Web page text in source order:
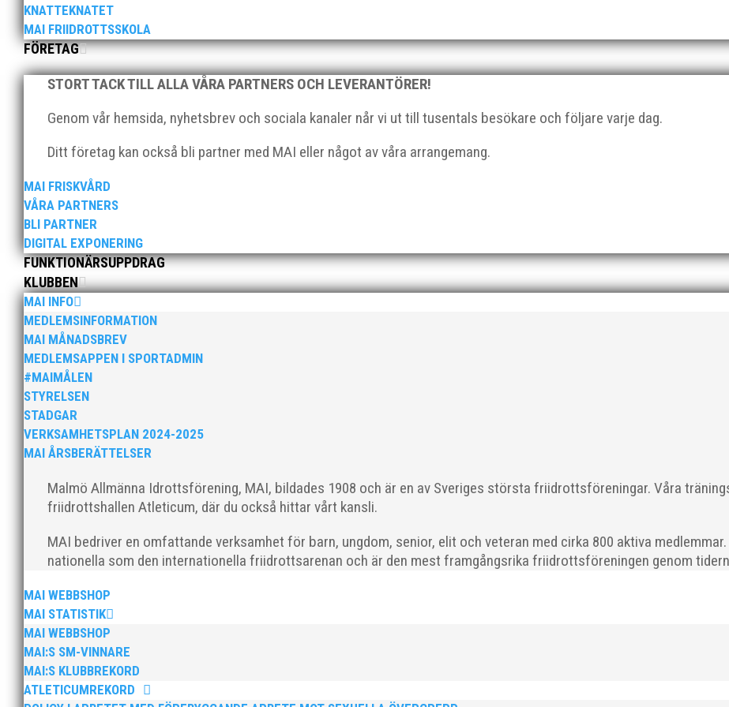
KNATTEKNATET
MAI FRIIDROTTSSKOLA
FÖRETAG
STORT TACK TILL ALLA VÅRA PARTNERS OCH LEVERANTÖRER!
Genom vår hemsida, nyhetsbrev och sociala kanaler når vi ut till tusentals besökare och följare varje dag.
Ditt företag kan också bli partner med MAI eller något av våra arrangemang.
MAI FRISKVÅRD
VÅRA PARTNERS
BLI PARTNER
DIGITAL EXPONERING
FUNKTIONÄRSUPPDRAG
KLUBBEN
MAI INFO
MEDLEMSINFORMATION
MAI MÅNADSBREV
MEDLEMSAPPEN I SPORTADMIN
#MAIMÅLEN
STYRELSEN
STADGAR
VERKSAMHETSPLAN 2024-2025
MAI ÅRSBERÄTTELSER
Malmö Allmänna Idrottsförening, MAI, bildades 1908 och är en av Sveriges största friidrottsföreningar. Våra
friidrottshallen Atleticum, där du också hittar vårt kansli.
MAI bedriver en omfattande verksamhet för barn, ungdom, senior, elit och veteran med cirka 800 aktiva
nationella som den internationella friidrottsarenan och är den mest framgångsrika friidrottsföreningen genom
MAI WEBBSHOP
MAI STATISTIK
MAI WEBBSHOP
MAI:S SM-VINNARE
MAI:S KLUBBREKORD
ATLETICUMREKORD
Klubbchef – Malmö Allmänna Idrottsförening (MAI) Vill du vara med och skapa glädje, gemenskap och utveckling i en av
För mig har Lasse betytt oerhört mycket på flera plan. På 80- och 90-talet, då jag själv var aktiv, var han för mig en
med en mängd olika projekt. Med sin parhäst och nära vän, Bengt Bendéus,...
Nu är hösten här och för oss MAI:re betyder det olika saker beroende på var man befinner sig i organisationen. Här
ordförande i vår anrika förening om hur jag uppfattar läget i våra olika verksamhetsben. BroloppetAtt...
MAI Klubbkväll 8 okt – MAI bjöd in alla friidrottare födda 2008–2018 till ett sista träningspass på Malmö Stadion innan den